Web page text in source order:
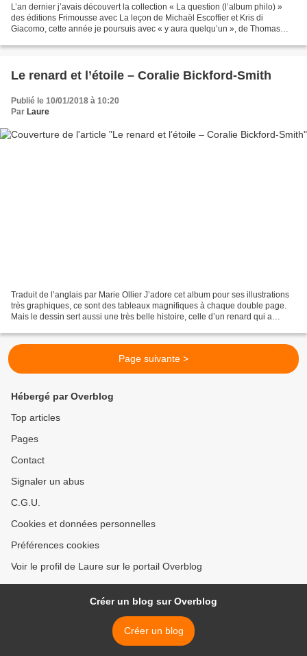
L’an dernier j’avais découvert la collection « La question (l’album philo) »
des éditions Frimousse avec La leçon de Michaël Escoffier et Kris di
Giacomo, cette année je poursuis avec « y aura quelqu’un », de Thomas
Le renard et l’étoile – Coralie Bickford-Smith
Publié le 10/01/2018 à 10:20
Par Laure
Traduit de l’anglais par Marie Ollier J’adore cet album pour ses illustrations
très graphiques, ce sont des tableaux magnifiques à chaque double page.
Mais le dessin sert aussi une très belle histoire, celle d’un renard qui a
Page suivante >
Hébergé par Overblog
Top articles
Pages
Contact
Signaler un abus
C.G.U.
Cookies et données personnelles
Préférences cookies
Voir le profil de Laure sur le portail Overblog
Créer un blog sur Overblog
Créer un blog